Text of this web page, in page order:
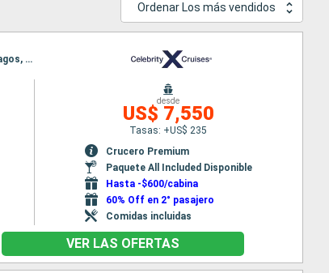
Ordenar Los más vendidos
Itinerario : Baltra, Gardner Bay, Punta Suarez, Cormorant Point, Floreana, Punta Moreno, Isabela, Galapagos, Punta Espinoza, Punta Vicente Roca, South Plaza, Isla Daphne, Dragon hill, Puerto Isidro Ayora, Baltra
desde
US$ 7,550
Tasas: +US$ 235
Crucero Premium
Paquete All Included Disponible
Hasta -$600/cabina
60% Off en 2° pasajero
Comidas incluidas
VER LAS OFERTAS